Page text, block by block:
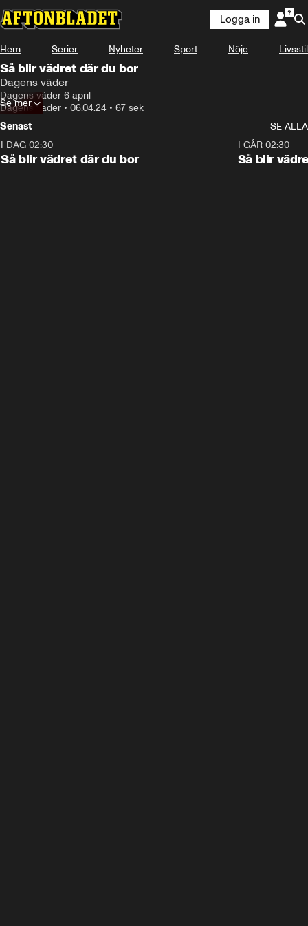
Logga in
Hem Serier Nyheter Sport Nöje Livsstil
Så blir vädret där du bor
Dagens väder
Dagens väder 6 april
Dagens väder • 06.04.24 • 67 sek
Se mer
Senast
SE ALLA
I DAG 02:30
Så blir vädret där du bor
I GÅR 02:30
Så blir